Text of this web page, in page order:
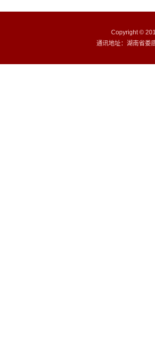
Copyright ©
通讯地址：湖南省娄